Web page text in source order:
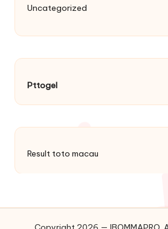
Uncategorized
Pttogel
Result toto macau